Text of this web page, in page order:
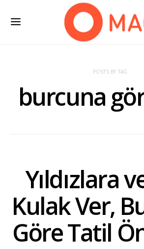
POSTS BY TAG
burcuna
Yıldızlara
Kulak Ver,
Göre Tatil